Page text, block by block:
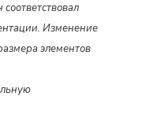
Изменение
элементов